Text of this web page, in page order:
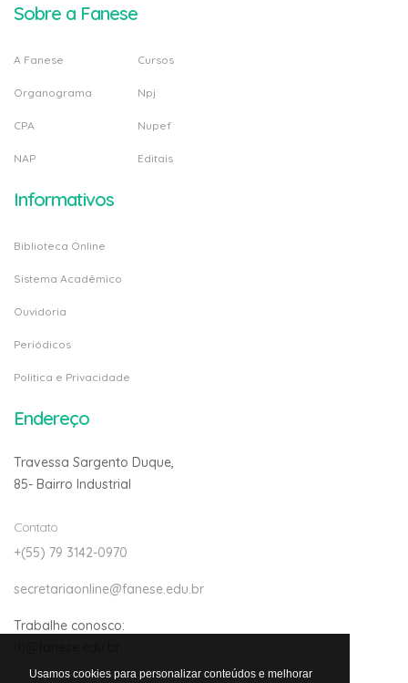
Usamos cookies para personalizar conteúdos e melhorar
Sobre a Fanese
A Fanese
Organograma
CPA
NAP
Cursos
Npj
Nupef
Editais
Informativos
Biblioteca Online
Sistema Acadêmico
Ouvidoria
Periódicos
Politica e Privacidade
Endereço
Travessa Sargento Duque,
85- Bairro Industrial
Contato
+(55) 79 3142-0970
secretariaonline@fanese.edu.br
Trabalhe conosco: